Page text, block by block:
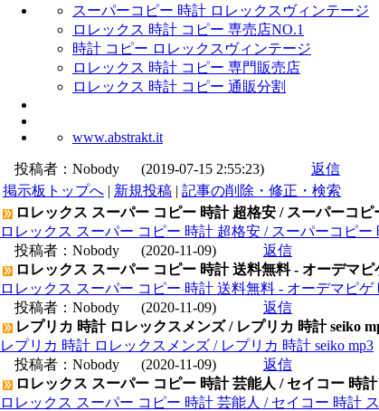
スーパーコピー 時計 ロレックスヴィンテージ
ロレックス 時計 コピー 専売店NO.1
時計 コピー ロレックスヴィンテージ
ロレックス 時計 コピー 専門販売店
ロレックス 時計 コピー 通販分割
www.abstrakt.it
投稿者： Nobody (2019-07-15 2:55:23)
返信
掲示板トップへ | 新規投稿 | 記事の削除・修正・検索
ロレックス スーパー コピー 時計 超格安 / スーパーコ
ロレックス スーパー コピー 時計 超格安 / スーパーコピ
投稿者： Nobody (2020-11-09)
返信
ロレックス スーパー コピー 時計 送料無料 - オーデマ
ロレックス スーパー コピー 時計 送料無料 - オーデマピ
投稿者： Nobody (2020-11-09)
返信
レプリカ 時計 ロレックスメンズ / レプリカ 時計 seiko
レプリカ 時計 ロレックスメンズ / レプリカ 時計 seiko mp3
投稿者： Nobody (2020-11-09)
返信
ロレックス スーパー コピー 時計 芸能人 / セイコー 時
ロレックス スーパー コピー 時計 芸能人 / セイコー 時計